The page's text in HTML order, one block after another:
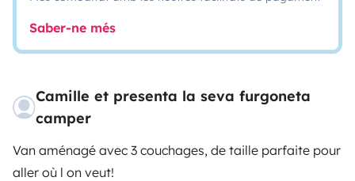
Saber-ne més
Camille et presenta la seva furgoneta
camper
Van aménagé avec 3 couchages, de taille parfaite pour
aller où l on veut!